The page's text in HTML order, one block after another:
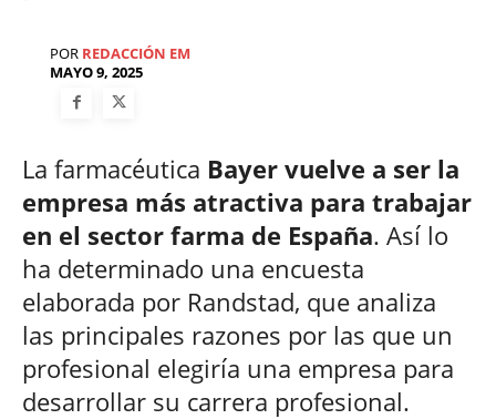
POR REDACCIÓN EM
MAYO 9, 2025
La farmacéutica Bayer vuelve a ser la
empresa más atractiva para trabajar
en el sector farma de España. Así lo
ha determinado una encuesta
elaborada por Randstad, que analiza
las principales razones por las que un
profesional elegiría una empresa para
desarrollar su carrera profesional.